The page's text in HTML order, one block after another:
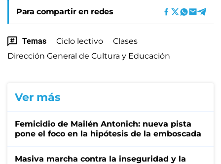
Para compartir en redes
Temas Ciclo lectivo
Clases
Dirección General de Cultura y Educación
Ver más
Femicidio de Mailén Antonich: nueva pista
pone el foco en la hipótesis de la emboscada
Masiva marcha contra la inseguridad y la